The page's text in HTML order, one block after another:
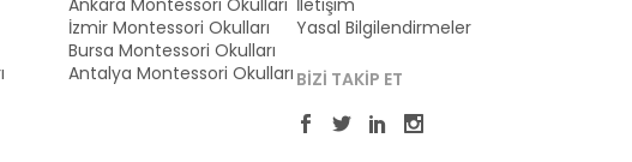
Ankara Montessori Okulları
İzmir Montessori Okulları
Bursa Montessori Okulları
Antalya Montessori Okulları
İletişim
Yasal Bilgilendirmeler
BIZI TAKIP ET